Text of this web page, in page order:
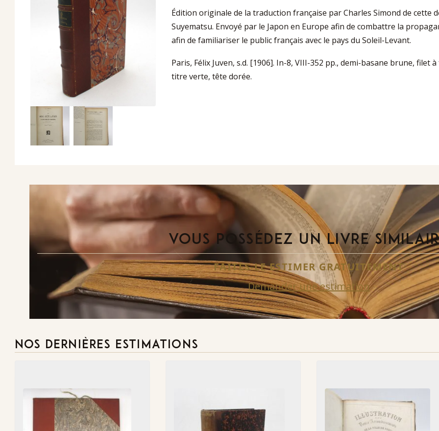
Édition originale de la traduction française par Charles Simond de cette
Suyematsu. Envoyé par le Japon en Europe afin de combattre la
afin de familiariser le public français avec le pays du Soleil-Levant.
Paris, Félix Juven, s.d. [1906]. In-8, VIII-352 pp., demi-basane brune, filet
titre verte, tête dorée.
VOUS POSSÉDEZ UN LIVRE
FAITES-LE ESTIMER GRATUITEMENT
Demander une estimation
NOS DERNIÈRES ESTIMATIONS